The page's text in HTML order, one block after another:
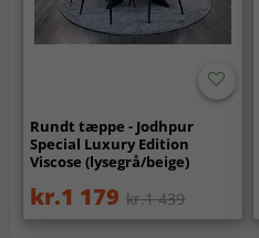
Rundt tæppe - Jodhpur
Special Luxury Edition
Viscose (lysegrå/beige)
kr.1 179 kr.1 439